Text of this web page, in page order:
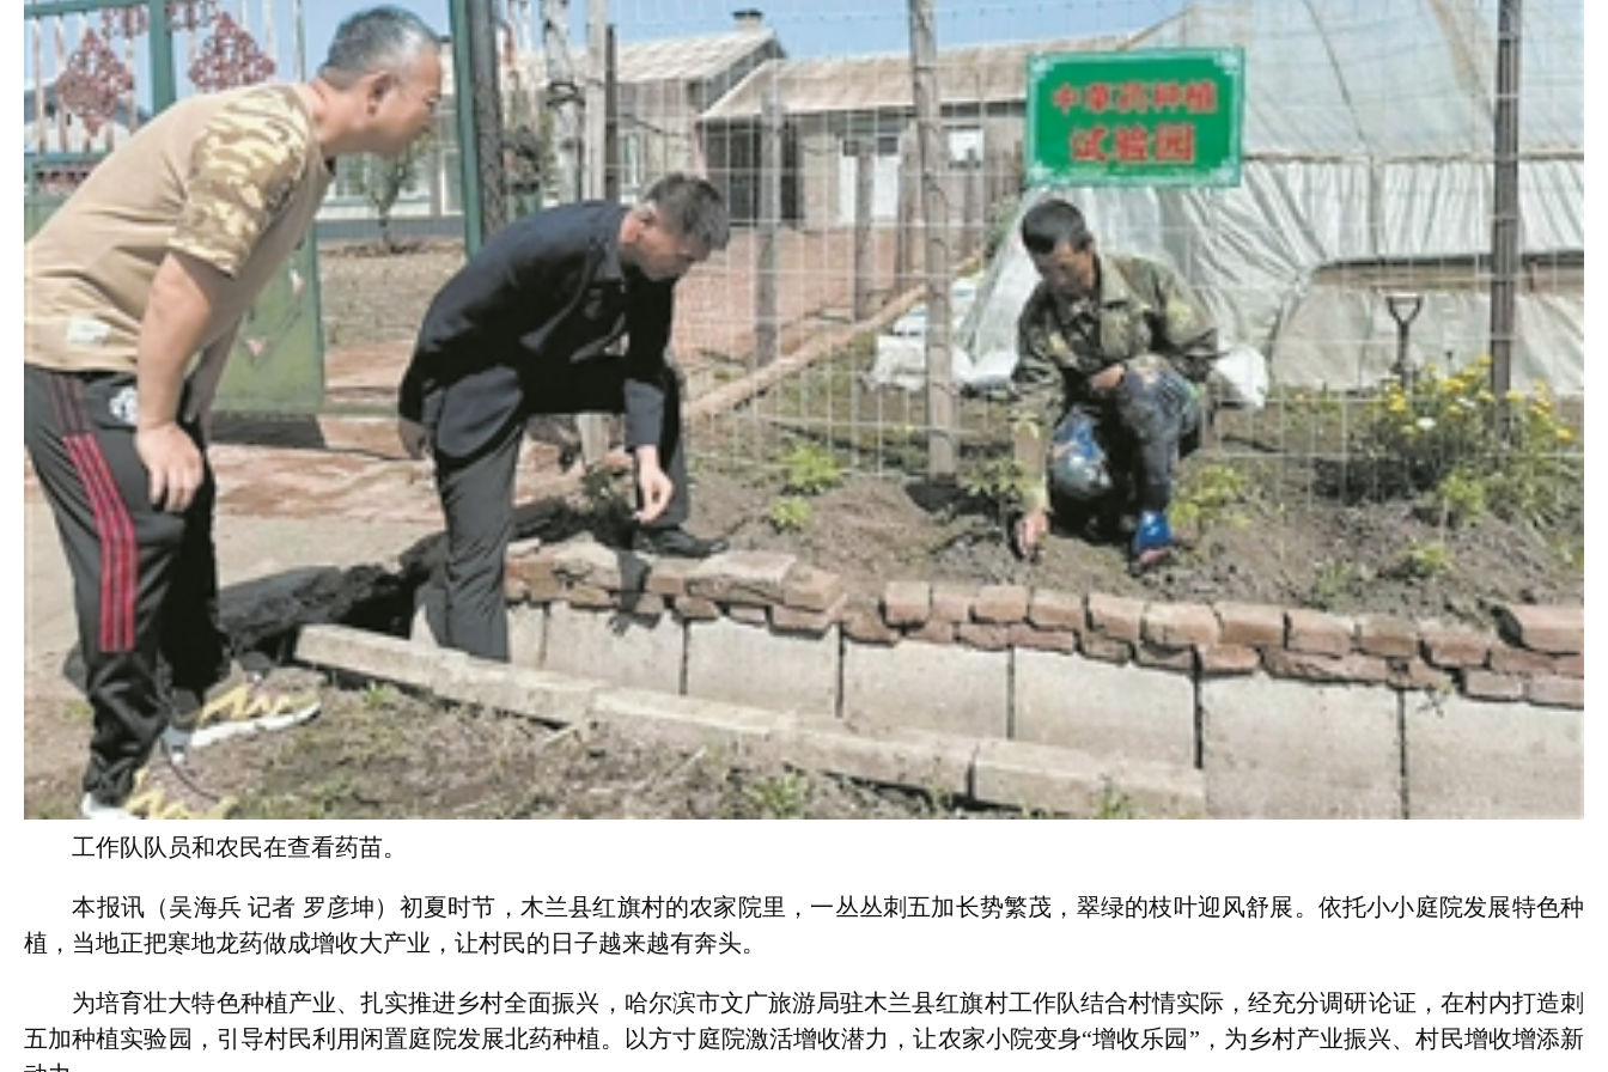
工作队队员和农民在查看药苗。
本报讯（吴海兵 记者 罗彦坤）初夏时节，木兰县红旗村的农家院里，一丛丛刺五加长势繁茂，翠绿的枝叶迎风舒展。依托小小庭院发展特色种
植，当地正把寒地龙药做成增收大产业，让村民的日子越来越有奔头。
为培育壮大特色种植产业、扎实推进乡村全面振兴，哈尔滨市文广旅游局驻木兰县红旗村工作队结合村情实际，经充分调研论证，在村内打造刺
五加种植实验园，引导村民利用闲置庭院发展北药种植。以方寸庭院激活增收潜力，让农家小院变身“增收乐园”，为乡村产业振兴、村民增收增添新